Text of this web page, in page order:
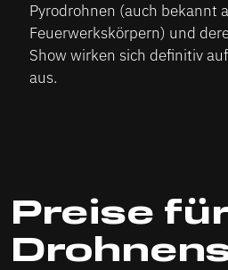
Pyrodrohnen (auch bekannt
Feuerwerkskörpern) und
Show wirken sich definitiv
aus.
Preise